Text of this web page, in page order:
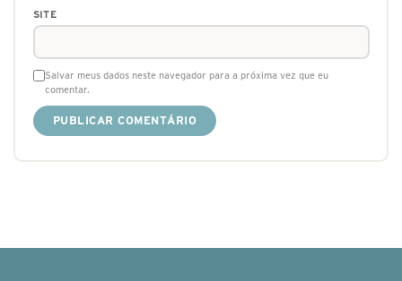
SITE
Salvar meus dados neste navegador para a próxima vez que eu
comentar.